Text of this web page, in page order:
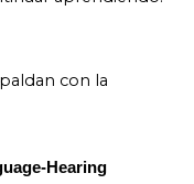
con la
Hearing